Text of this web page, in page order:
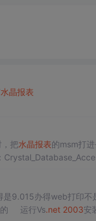
水晶报表
把水晶报表的msm打进
是9.015办得web打印不
的 运行Vs.net 2003安